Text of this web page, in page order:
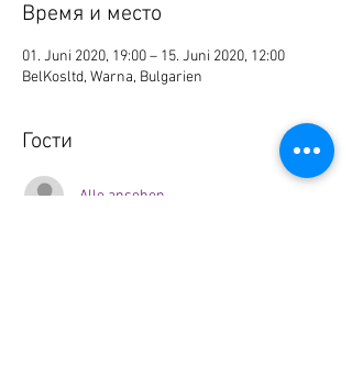
Время и место
01. Juni 2020, 19:00 – 15. Juni 2020, 12:00
BelKosltd, Warna, Bulgarien
Гости
Alle ansehen